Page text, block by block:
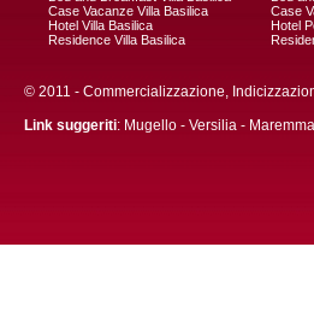
Case Vacanze Villa Basilica
Hotel Villa Basilica
Residence Villa Basilica
Case
Hotel
© 2011 - Commercializzazione,
Link suggeriti: Mugello - Versilia - Maremma